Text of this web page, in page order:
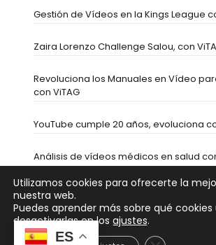
Gestión de Vídeos en la Kings League
Zaira Lorenzo Challenge Salou, con
Revoluciona los Manuales en Vídeo
con ViTAG
YouTube cumple 20 años, evoluciona
Análisis de vídeos médicos en salud
ES
Utilizamos cookies para ofrecerte la
nuestra web.
Puedes aprender más sobre qué
desactivarlas en los ajustes.